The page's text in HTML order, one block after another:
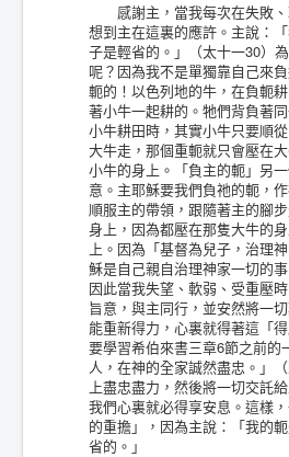
感謝主，當我每次在失敗、
想到主在這裏的應許。主說：
子是輕省的。」（太十一30）
呢？因為我不是單獨靠自己來
軛的！以色列地的牛，在負軛
著小牛一起耕的。牠們背負著
小牛耕田時，其實小牛只要順
大牛走，那個重軛就只會壓在
小牛的身上。「負主的軛」另
意。主耶穌要我們負祂的軛，
順服主的帶領，跟隨著主的腳
身上，因為都壓在那隻大牛的
上。因為「基督為兒子，治理
穌是自己親自治理神家一切的
因此當我失望、軟弱、受重壓
旨意，與主同行，並安然將一
能重新得力，心裏就得著這「
要學習希伯來書三章6節之前的
人，在神的全家誠然盡忠。」
上盡忠盡力，然後將一切交託
我們心裏就必得享安息。這樣
的重擔」，因為主說：「我的
省的。」